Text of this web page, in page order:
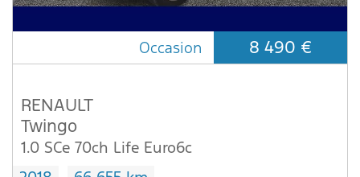
Occasion 8 490 €
RENAULT
Twingo
1.0 SCe 70ch Life Euro6c